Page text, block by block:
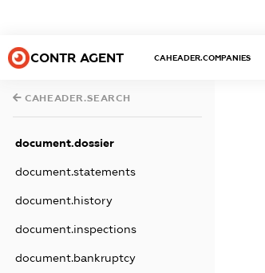
CONTR AGENT CAHEADER.COMPANIES
CAHEADER.SEARCH
document.dossier
document.statements
document.history
document.inspections
document.bankruptcy